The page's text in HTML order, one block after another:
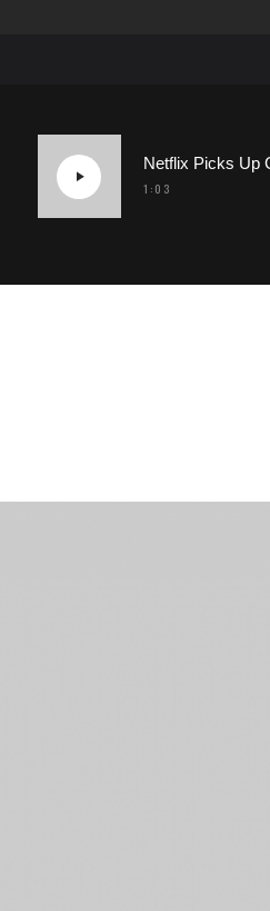
Netflix Picks Up
1:03